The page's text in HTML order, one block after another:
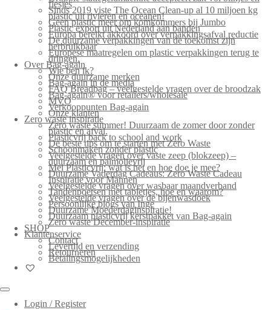
flesjes
Sinds 2019 viste The Ocean Clean-up al 10 miljoen kg
plastic uit rivieren en oceanen!
Geen plastic meer om komkommers bij Jumbo
Plastic export uit Nederland aan banden
Europa bereikt akkoord over verpakkingsafval reductie
De duurzame verpakkingen van de toekomst zijn
herbruikbaar
Europese maatregelen om plastic verpakkingen terug te
dringen.
Over Bag-again
Wie ben ik?
Onze duurzame merken
Bag-again in de media
FAQ Breadbag – veelgestelde vragen over de broodzak
Bag-again® voor retailers/wholesale
MVO
Verkooppunten Bag-again
Onze klanten
Zero waste inspiratie
Zero waste summer! Duurzaam de zomer door zonder
plastic en afval.
Plasticvrij back to school and work
De beste tips om te starten met Zero Waste
Schoonmaken zonder plastic
Veelgestelde vragen over vaste zeep (blokzeep) –
duurzaam en palmolievrij
Mei Plasticvrij: wat is het en hoe doe je mee?
Duurzame Vaderdag Cadeaus: Zero Waste Cadeau
Inspiratie voor Mannen
Veelgestelde vragen over wasbaar maandverband
Tandenpoetsen met tabletjes, hoe en waarom?
Veelgestelde vragen over de bijenwasdoek
Persoonlijke blogs van Inge
Duurzame Moederdaginspiratie!
Duurzaam plasticvrij kerstpakket van Bag-again
Zero waste December-inspiratie
SHOP
Klantenservice
Contact
Levertijd en verzending
Retourneren
Betalingsmogelijkheden
Login / Register